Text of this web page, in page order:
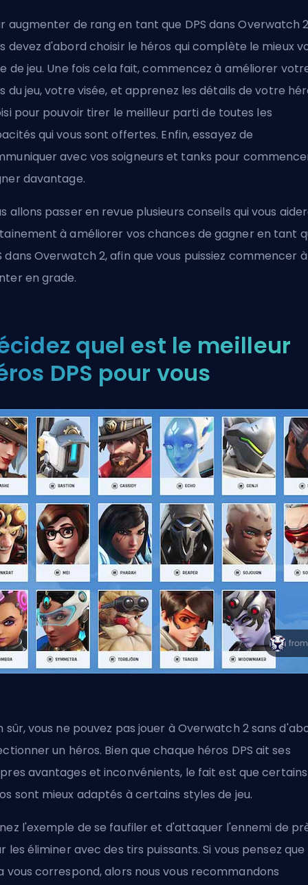
augmenter de rang en tant que DPS dans Overwatch
devez d'abord choisir le héros qui complète le mieux
de jeu. Une fois cela fait, commencez à améliorer
du jeu, votre visée, et apprenez les détails de votre
pour pouvoir tirer le meilleur parti de toutes les
qui vous sont offertes. Enfin, essayez de
avec vos soigneurs et tanks pour
davantage.
allons passer en revue plusieurs conseils qui vous
à améliorer vos chances de gagner en tant
dans Overwatch 2, afin que vous puissiez commencer à
en grade.
quel est le meilleur
DPS pour vous
sûr, vous ne pouvez pas jouer à Overwatch 2 sans
un héros. Bien que chaque héros DPS ait ses
avantages et inconvénients, le fait est que certains
sont mieux adaptés à certains styles de jeu.
l'exemple de se faufiler et d'attaquer l'ennemi de
les éliminer avec des tirs puissants. Si vous pensez que
vous correspond, alors nous vous recommandons